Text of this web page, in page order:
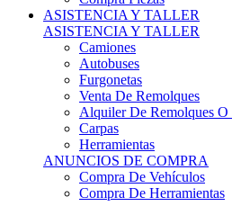
ASISTENCIA Y TALLER
ASISTENCIA Y TALLER
Camiones
Autobuses
Furgonetas
Venta De Remolques
Alquiler De Remolques O
Carpas
Herramientas
ANUNCIOS DE COMPRA
Compra De Vehículos
Compra De Herramientas